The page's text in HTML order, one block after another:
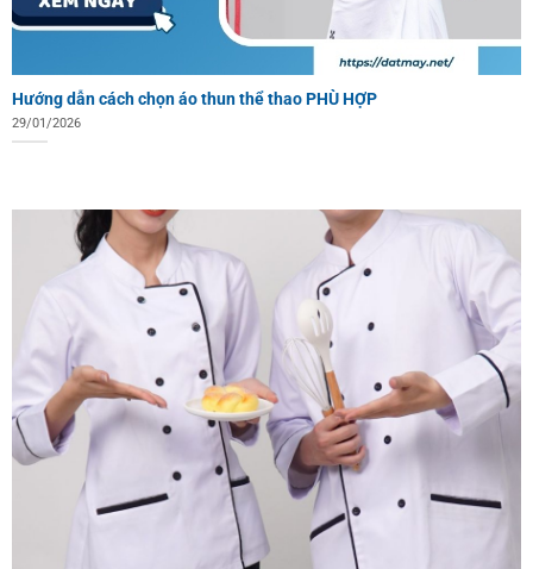
Hướng dẫn cách chọn áo thun thể thao PHÙ HỢP
29/01/2026